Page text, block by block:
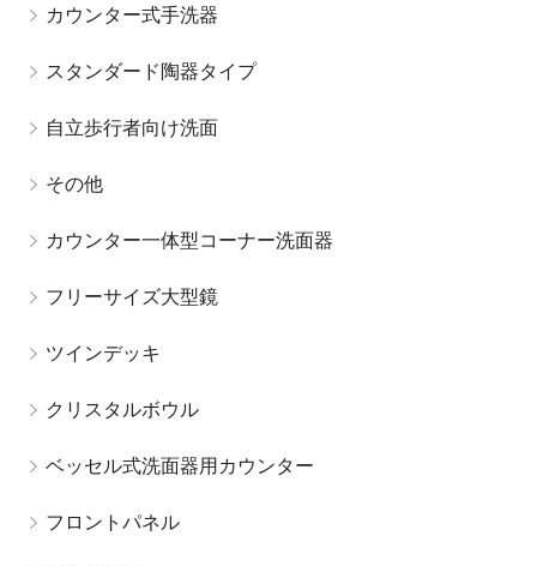
カウンター式手洗器
スタンダード陶器タイプ
自立歩行者向け洗面
その他
カウンター一体型コーナー洗面器
フリーサイズ大型鏡
ツインデッキ
クリスタルボウル
ベッセル式洗面器用カウンター
フロントパネル